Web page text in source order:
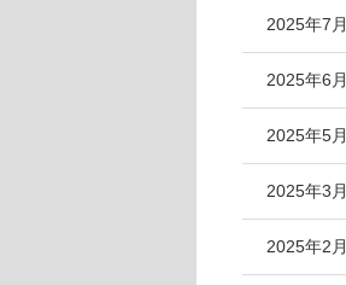
2025年7月
2025年6月
2025年5月
2025年3月
2025年2月